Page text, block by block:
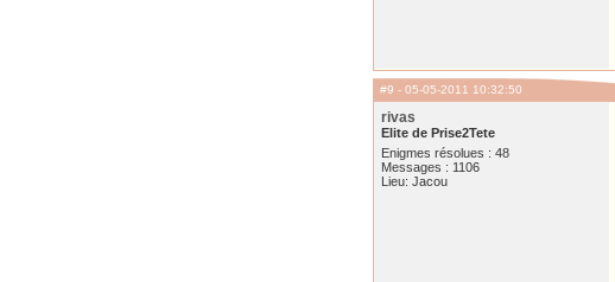
#9 - 05-05-2011 10:32:50
rivas
Elite de Prise2Tete
Enigmes résolues : 48
Messages : 1106
Lieu: Jacou